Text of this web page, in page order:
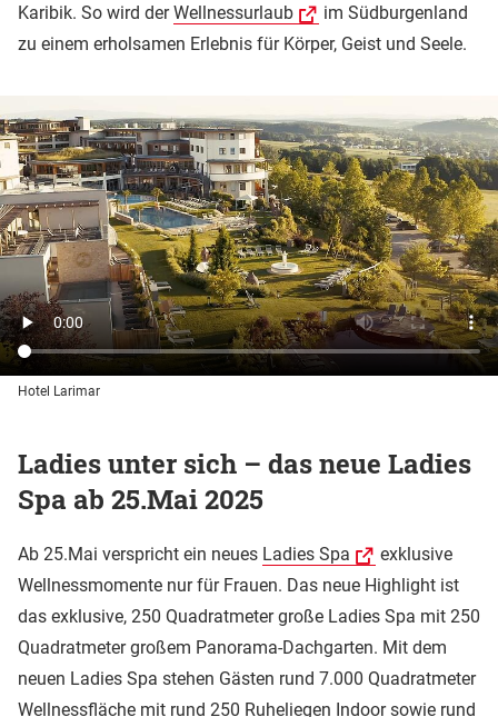
Karibik. So wird derWellnessurlaub
im Südburgenland
zu einem erholsamen Erlebnis für Körper, Geist und Seele.
Hotel Larimar
Ladies unter sich – das neue Ladies
Spa ab 25.Mai 2025
Ab 25.Mai verspricht ein neues Ladies Spa
exklusive
Wellnessmomente nur für Frauen. Das neue Highlight ist
das exklusive, 250 Quadratmeter große Ladies Spa mit 250
Quadratmeter großem Panorama-Dachgarten. Mit dem
neuen Ladies Spa stehen Gästen rund 7.000 Quadratmeter
Wellnessfläche mit rund 250 Ruheliegen Indoor sowie rund